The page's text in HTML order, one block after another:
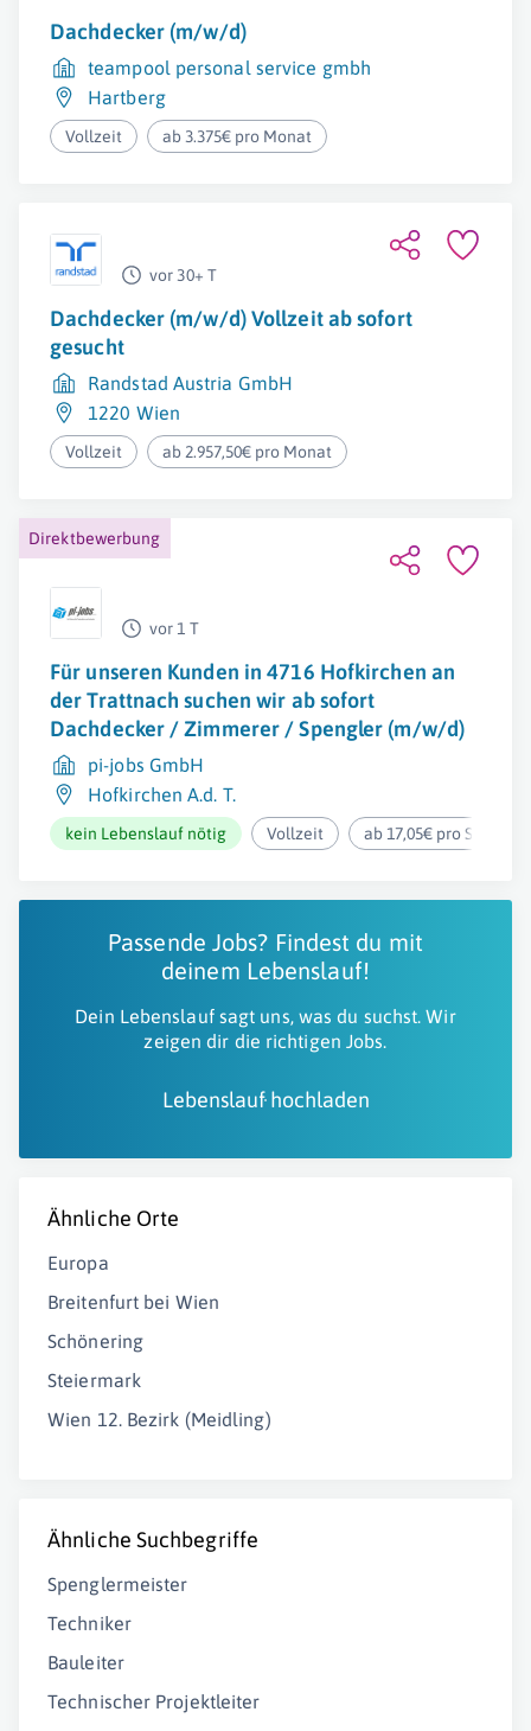
Dachdecker (m/w/d)
teampool personal service gmbh
Hartberg
Vollzeit ab 3.375€ pro Monat
vor 30+ T
Dachdecker (m/w/d) Vollzeit ab sofort
gesucht
Randstad Austria GmbH
1220 Wien
Vollzeit ab 2.957,50€ pro Monat
Direktbewerbung
vor 1 T
Für unseren Kunden in 4716 Hofkirchen an
der Trattnach suchen wir ab sofort
Dachdecker / Zimmerer / Spengler (m/w/d)
pi-jobs GmbH
Hofkirchen A.d. T.
kein Lebenslauf nötig Vollzeit ab 17,05€ pro Stunde
Passende Jobs? Findest du mit
deinem Lebenslauf!
Dein Lebenslauf sagt uns, was du suchst. Wir
zeigen dir die richtigen Jobs.
Lebenslauf hochladen
Ähnliche Orte
Europa
Breitenfurt bei Wien
Schönering
Steiermark
Wien 12. Bezirk (Meidling)
Ähnliche Suchbegriffe
Spenglermeister
Techniker
Bauleiter
Technischer Projektleiter